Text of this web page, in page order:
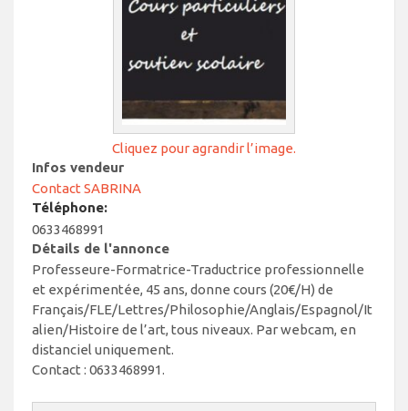
Cliquez pour agrandir l’image.
Infos vendeur
Contact SABRINA
Téléphone:
0633468991
Détails de l'annonce
Professeure-Formatrice-Traductrice professionnelle
et expérimentée, 45 ans, donne cours (20€/H) de
Français/FLE/Lettres/Philosophie/Anglais/Espagnol/It
alien/Histoire de l’art, tous niveaux. Par webcam, en
distanciel uniquement.
Contact : 0633468991.